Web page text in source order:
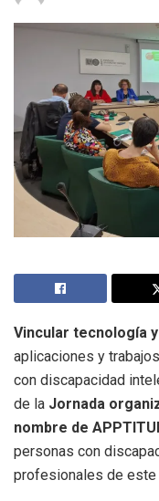
Vincular tecnología
aplicaciones y
con discapacidad
de la Jornada
nombre de
personas con
profesionales de este